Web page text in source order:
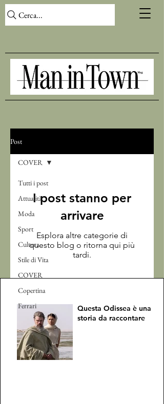
Cerca...
Post
Tutti i post
Attualità
Moda
Sport
Cultura
Stile di Vita
COVER
Copertina
Ferrari
COVER
I post stanno per
arrivare
Esplora altre categorie di
questo blog o ritorna qui più
tardi.
Questa Odissea è una
storia da raccontare